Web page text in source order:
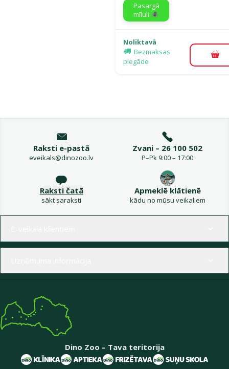
Pasargā
mīluli 🕷️
Noliktavā
Bezmaksas
piegāde
Raksti e-pastā
eveikals@dinozoo.lv
Zvani – 26 100 502
P–Pk 9:00 – 17:00
Raksti čatā
sākt saraksti
Apmeklē klātienē
kādu no mūsu veikaliem
Dino Zoo – Tava teritorija